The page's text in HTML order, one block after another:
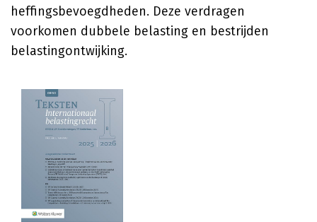
heffingsbevoegdheden. Deze verdragen
voorkomen dubbele belasting en bestrijden
belastingontwijking.